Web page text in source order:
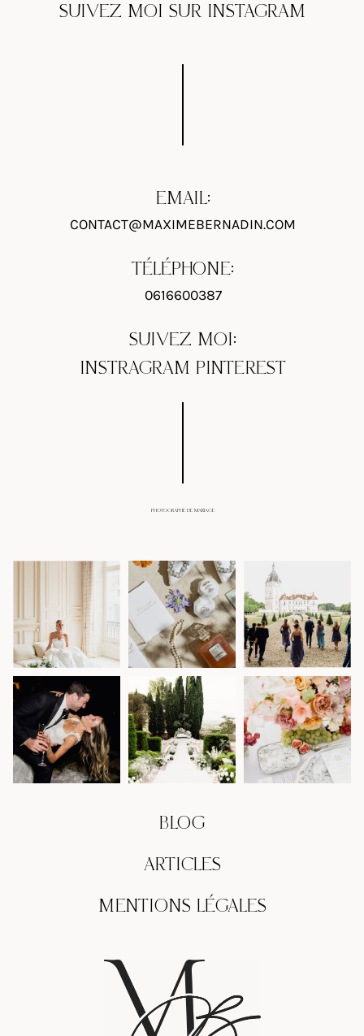
SUIVEZ MOI SUR INSTAGRAM
EMAIL:
CONTACT@MAXIMEBERNADIN.COM
TÉLÉPHONE:
0616600387
SUIVEZ MOI:
INSTRAGRAM PINTEREST
PHOTOGRAPHE DE MARIAGE
BLOG
ARTICLES
MENTIONS LÉGALES